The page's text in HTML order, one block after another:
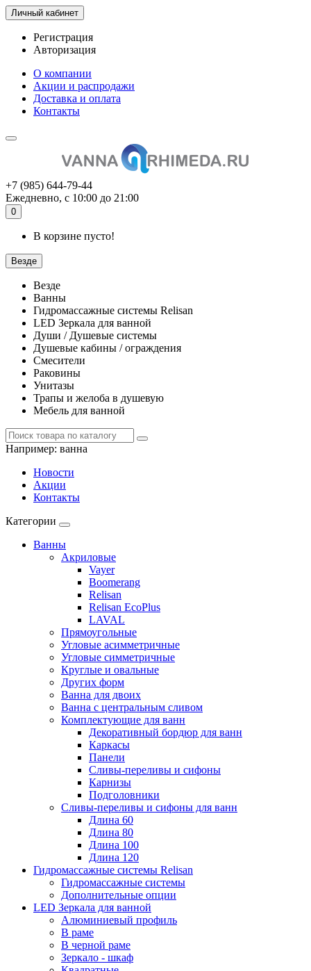
Личный кабинет
Регистрация
Авторизация
О компании
Акции и распродажи
Доставка и оплата
Контакты
+7 (985) 644-79-44
Ежедневно, с 10:00 до 21:00
0
В корзине пусто!
Везде
Везде
Ванны
Гидромассажные системы Relisan
LED Зеркала для ванной
Души / Душевые системы
Душевые кабины / ограждения
Смесители
Раковины
Унитазы
Трапы и желоба в душевую
Мебель для ванной
Например: ванна
Новости
Акции
Контакты
Категории
Ванны
Акриловые
Vayer
Boomerang
Relisan
Relisan EcoPlus
LAVAL
Прямоугольные
Угловые асимметричные
Угловые симметричные
Круглые и овальные
Других форм
Ванна для двоих
Ванна с центральным сливом
Комплектующие для ванн
Декоративный бордюр для ванн
Каркасы
Панели
Сливы-переливы и сифоны
Карнизы
Подголовники
Сливы-переливы и сифоны для ванн
Длина 60
Длина 80
Длина 100
Длина 120
Гидромассажные системы Relisan
Гидромассажные системы
Дополнительные опции
LED Зеркала для ванной
Алюминиевый профиль
В раме
В черной раме
Зеркало - шкаф